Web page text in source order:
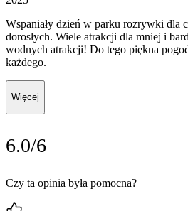
Wspaniały dzień w parku rozrywki dla
dorosłych. Wiele atrakcji dla mniej i
wodnych atrakcji! Do tego piękna
każdego.
Więcej
6.0/6
Czy ta opinia była pomocna?